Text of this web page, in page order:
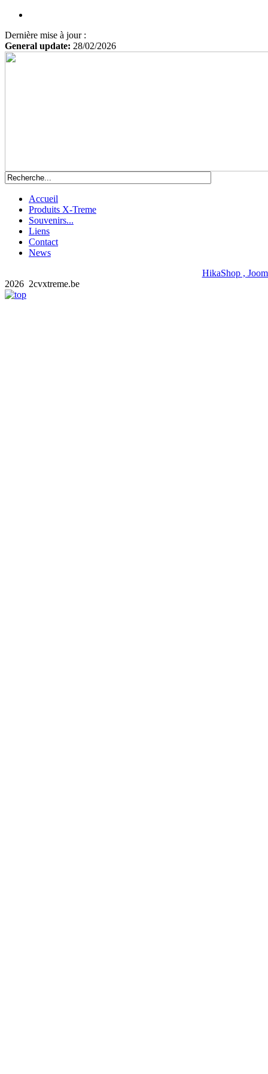
Dernière mise à jour :
General update: 28/02/2026
Accueil
Produits X-Treme
Souvenirs...
Liens
Contact
News
HikaShop ,
2026 2cvxtreme.be